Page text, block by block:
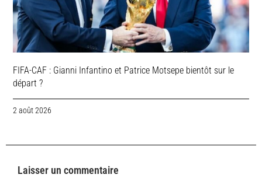
FIFA-CAF : Gianni Infantino et Patrice Motsepe bientôt sur le
départ ?
2 août 2026
Laisser un commentaire